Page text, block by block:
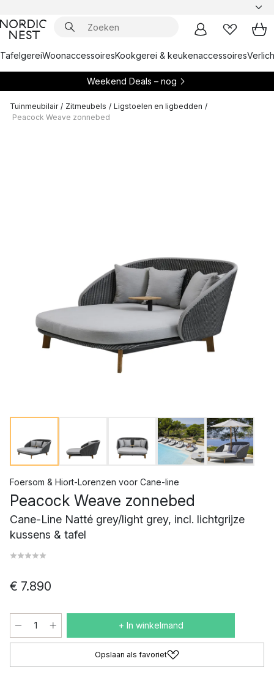
TafelgereiWoonaccessoiresKookgerei & keukenaccessoires
Weekend Deals – nog
Tuinmeubilair / Zitmeubels / Ligstoelen en ligbedden /
Peacock Weave zonnebed
Foersom & Hiort-Lorenzen voor Cane-line
Peacock Weave zonnebed
Cane-Line Natté grey/light grey, incl. lichtgrijze
kussens & tafel
€ 7.890
+ In winkelmand
Opslaan als favoriet